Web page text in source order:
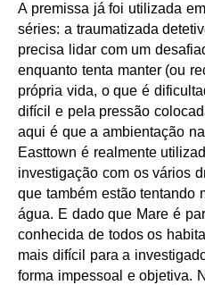
A premissa já foi utilizada
séries: a traumatizada
precisa lidar com um
enquanto tenta manter (ou
própria vida, o que é
difícil e pela pressão
aqui é que a ambientação
Easttown é realmente
investigação com os vários
que também estão tentando
água. E dado que Mare é
conhecida de todos os
mais difícil para a
forma impessoal e objetiva.